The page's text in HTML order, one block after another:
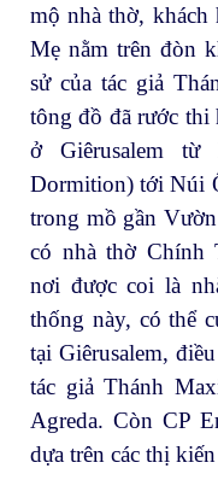
mộ nhà thờ,
Mẹ nằm trên đòn
sử của tác giả
tông đồ đã rước thi
ở Giêrusalem
Dormition) tới Núi
trong mồ gần
có nhà thờ Chính
nơi được coi là
thống này, có thể
tại Giêrusalem,
tác giả Thánh
Agreda. Còn CP
dựa trên các thị